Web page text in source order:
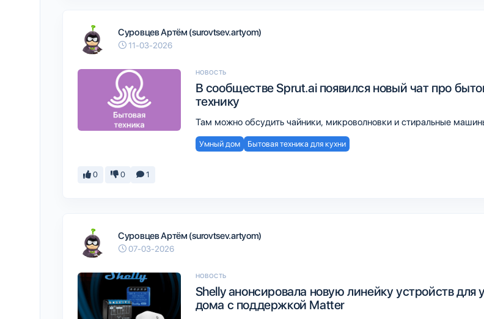
Суровцев Артём (surovtsev.artyom)
11-03-2026
НОВОСТЬ
В сообществе Sprut.ai появился новый чат про
технику
Там можно обсудить чайники, микроволновки и стиральные
Умный дом Бытовая техника для кухни
0 0 1
Суровцев Артём (surovtsev.artyom)
07-03-2026
НОВОСТЬ
Shelly анонсировала новую линейку устройств для
дома с поддержкой Matter